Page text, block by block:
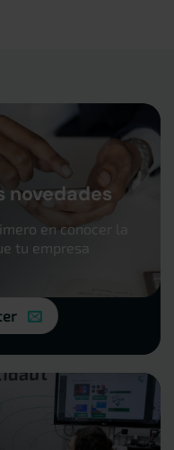
novedades
en conocer la
tu empresa